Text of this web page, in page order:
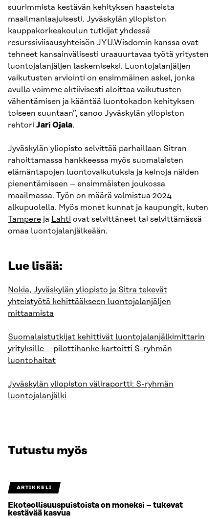
suurimmista kestävän kehityksen haasteista
maailmanlaajuisesti. Jyväskylän yliopiston
kauppakorkeakoulun tutkijat yhdessä
resurssiviisausyhteisön JYU.Wisdomin kanssa ovat
tehneet kansainvälisesti uraauurtavaa työtä yritysten
luontojalanjäljen laskemiseksi. Luontojalanjäljen
vaikutusten arviointi on ensimmäinen askel, jonka
avulla voimme aktiivisesti aloittaa vaikutusten
vähentämisen ja kääntää luontokadon kehityksen
toiseen suuntaan”, sanoo Jyväskylän yliopiston
rehtori Jari Ojala.
Jyväskylän yliopisto selvittää parhaillaan Sitran
rahoittamassa hankkeessa myös suomalaisten
elämäntapojen luontovaikutuksia ja keinoja näiden
pienentämiseen – ensimmäisten joukossa
maailmassa. Työn on määrä valmistua 2024
alkupuolella. Myös monet kunnat ja kaupungit, kuten
Tampere ja Lahti ovat selvittäneet tai selvittämässä
omaa luontojalanjälkeään.
Lue lisää:
Nokia, Jyväskylän yliopisto ja Sitra tekevät
yhteistyötä kehittääkseen luontojalanjäljen
mittaamista
Suomalaistutkijat kehittivät luontojalanjälkimittarin
yrityksille – pilottihanke kartoitti S-ryhmän
luontohaitat
Jyväskylän yliopiston väliraportti: S-ryhmän
luontojalanjälki
Tutustu myös
ARTIKKELI
Ekoteollisuuspuistoista on moneksi – tukevat
kestävää kasvua